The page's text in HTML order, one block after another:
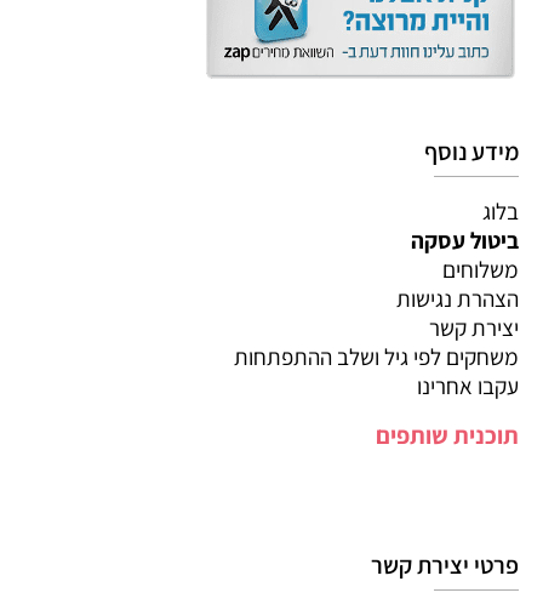
מידע נוסף
בלוג
ביטול עסקה
משלוחים
הצהרת נגישות
יצירת קשר
משחקים לפי גיל ושלב ההתפתחות
עקבו אחרינו
תוכנית שותפים
פרטי יצירת קשר